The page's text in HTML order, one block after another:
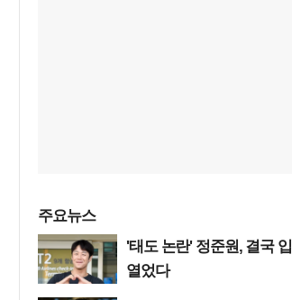
주요뉴스
'태도 논란' 정준원, 결국 입
열었다